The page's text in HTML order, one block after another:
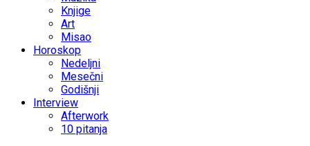
Knjige
Art
Misao
Horoskop
Nedeljni
Mesečni
Godišnji
Interview
Afterwork
10 pitanja